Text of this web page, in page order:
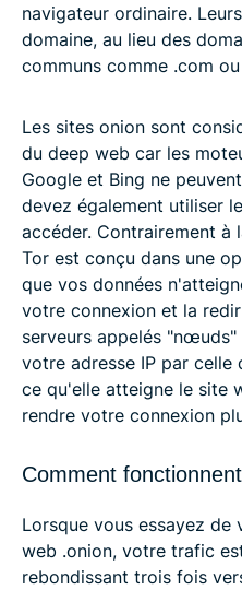
navigateur ordinaire.
domaine, au lieu des
communs comme .com
Les sites onion sont
du deep web car les
Google et Bing ne
devez également utiliser
accéder. Contrairement à
Tor est conçu dans une
que vos données
votre connexion et la
serveurs appelés
votre adresse IP par celle
ce qu'elle atteigne le site
rendre votre connexion
Comment
Lorsque vous essayez de
web .onion, votre trafic
rebondissant trois fois